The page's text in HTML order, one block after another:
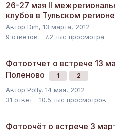
26-27 мая II
клубов в Тульском
Автор Dim, 13 марта, 2012
9 ответов 7.2 тыс просмотра
Фотоотчет о встрече 13
Поленово
1 2
Автор Polly, 14 мая, 2012
31 ответ 10.5 тыс просмотров
Фотоочёт о встрече 3